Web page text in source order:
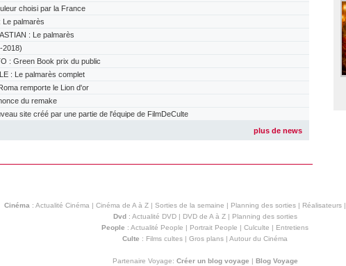
choisi par la France
Le palmarès
: Le palmarès
2018)
: Green Book prix du public
: Le palmarès complet
remporte le Lion d'or
du remake
site créé par une partie de l'équipe de FilmDeCulte
plus de news
Cinéma : Actualité Cinéma | Cinéma de A à Z| Sorties de la semaine | Planning des sorties| Réalisateurs|
Dvd: Actualité DVD| DVD de A à Z| Planning des sorties
People : Actualité People | Portrait People | Culculte | Entretiens
Culte : Films cultes | Gros plans | Autour du Cinéma
Partenaire Voyage: Créer un blog voyage | Blog Voyage